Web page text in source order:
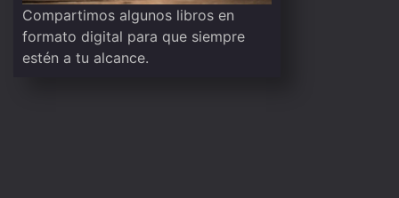
Compartimos algunos libros en
formato digital para que siempre
estén a tu alcance.